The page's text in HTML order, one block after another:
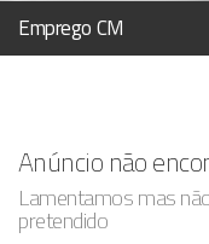
Emprego CM
Registo / Login
Anunciar Agora
Anúncio não
Lamentamos mas
pretendido